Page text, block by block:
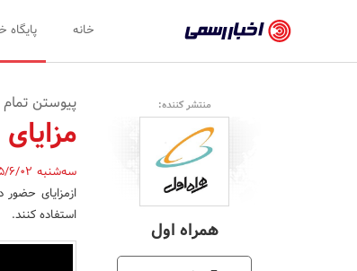
رسمی
-
اخبار
تایید
شده
شرکت‌ها،
سازمان‌ها
خانه پایگاه
منتشر کننده:
همراه اول
پیوستن تمام مشترکین
سه‌شنبه 95/6/02
استفاده کنند.